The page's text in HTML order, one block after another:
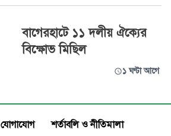
বাগেরহাটে ১১ দলীয় ঐক্যের
বিক্ষোভ মিছিল
১ ঘণ্টা আগে
যোগাযোগ
শর্তাবলি ও নীতিমালা